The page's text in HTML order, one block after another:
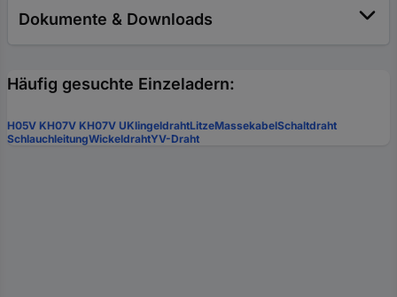
Dokumente & Downloads
Häufig gesuchte Einzeladern:
H05V KH07V KH07V UKlingeldrahtLitzeMassekabelSchaltdraht
SchlauchleitungWickeldrahtYV-Draht